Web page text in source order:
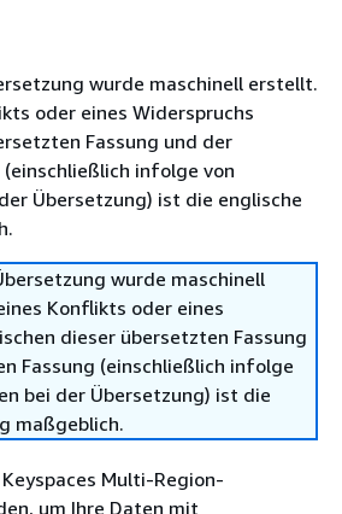
wurde maschinell erstellt.
oder eines Widerspruchs
Fassung und der
(einschließlich infolge von
Übersetzung) ist die englische
wurde maschinell
Konflikts oder eines
dieser übersetzten Fassung
Fassung (einschließlich infolge
bei der Übersetzung) ist die
maßgeblich.
Multi-Region-
um Ihre Daten mit